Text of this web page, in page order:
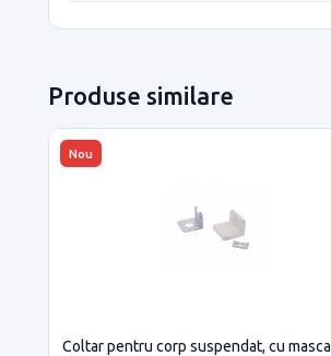
Produse similare
Nou
Coltar pentru corp suspendat, cu masca